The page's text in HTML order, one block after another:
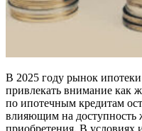
В 2025 году рынок
привлекать внимание как
по ипотечным кредитам
влияющим на доступность
приобретения. В условиях